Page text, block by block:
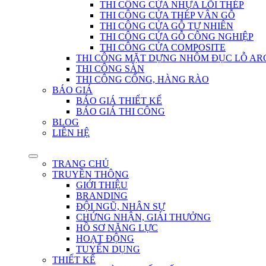
THI CÔNG CỬA NHỰA LÕI THÉP
THI CÔNG CỬA THÉP VÂN GỖ
THI CÔNG CỬA GỖ TỰ NHIÊN
THI CÔNG CỬA GỖ CÔNG NGHIỆP
THI CÔNG CỬA COMPOSITE
THI CÔNG MẶT DỰNG NHÔM ĐỤC LỖ
THI CÔNG SÀN
THI CÔNG CỔNG, HÀNG RÀO
BÁO GIÁ
BÁO GIÁ THIẾT KẾ
BÁO GIÁ THI CÔNG
BLOG
LIÊN HỆ
TRANG CHỦ
TRUYỀN THÔNG
GIỚI THIỆU
BRANDING
ĐỘI NGŨ, NHÂN SỰ
CHỨNG NHẬN, GIẢI THƯỞNG
HỒ SƠ NĂNG LỰC
HOẠT ĐỘNG
TUYỂN DỤNG
THIẾT KẾ